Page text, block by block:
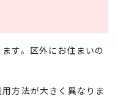
す。区外にお住まいの
方法が大きく異なりま